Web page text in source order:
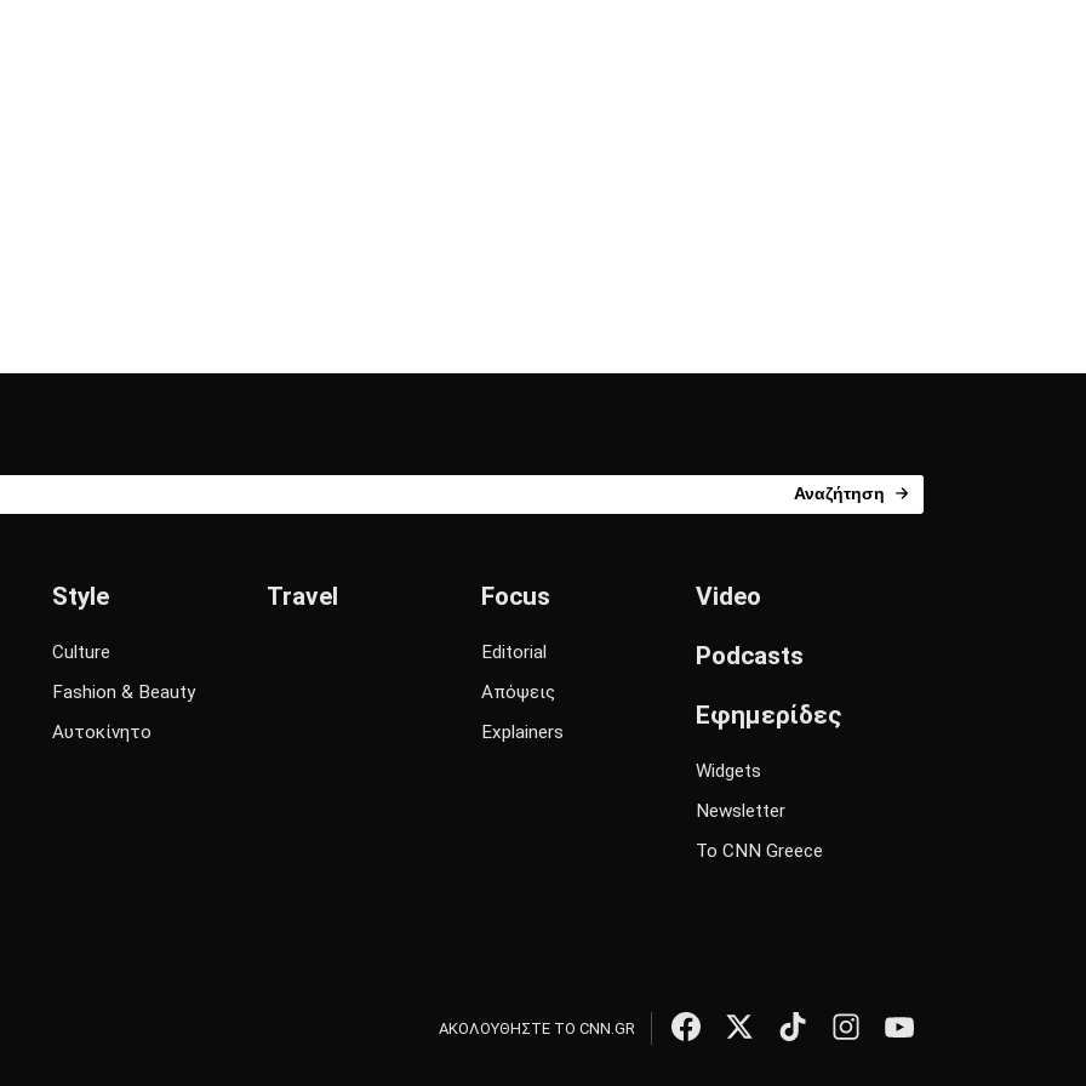
Αναζήτηση
Style
Culture
Fashion & Beauty
Αυτοκίνητο
Travel Focus
Editorial
Απόψεις
Explainers
Video
Podcasts
Εφημερίδες
Widgets
Newsletter
Το CNN Greece
ΑΚΟΛΟΥΘΗΣΤΕ ΤΟ CNN.GR